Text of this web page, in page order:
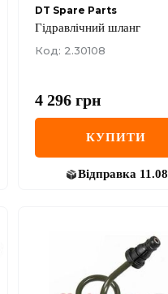
DT Spare Parts
Гідравлічний шланг
Код: 2.30108
4 296 грн
КУПИТИ
Відправка 11.08